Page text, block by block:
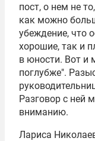
пост, о нем не
как можно
убеждение, что
хорошие, так и
в юности. Вот и
поглубже".
Разговор с ней
вниманию.
Лариса